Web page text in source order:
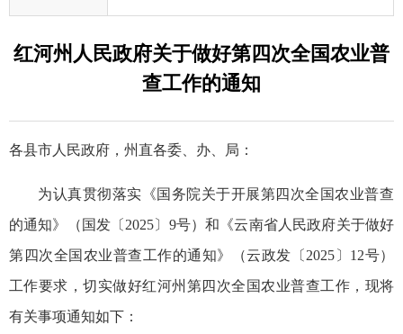
红河州人民政府关于做好第四次全国农业普
查工作的通知
各县市人民政府，州直各委、办、局：
为认真贯彻落实《国务院关于开展第四次全国农业普查
的通知》（国发〔2025〕9号）和《云南省人民政府关于做好
第四次全国农业普查工作的通知》（云政发〔2025〕12号）
工作要求，切实做好红河州第四次全国农业普查工作，现将
有关事项通知如下：